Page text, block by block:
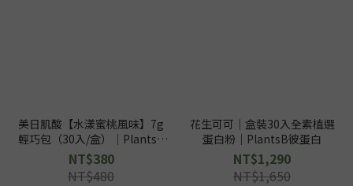
美日肌酸【水漾蜜桃風味】7g
輕巧包（30入/盒）｜PlantsB
彼蛋白
NT$380
NT$480
花生可可｜盒裝30入全素植選
蛋白粉｜PlantsB彼蛋白
NT$1,290
NT$1,650